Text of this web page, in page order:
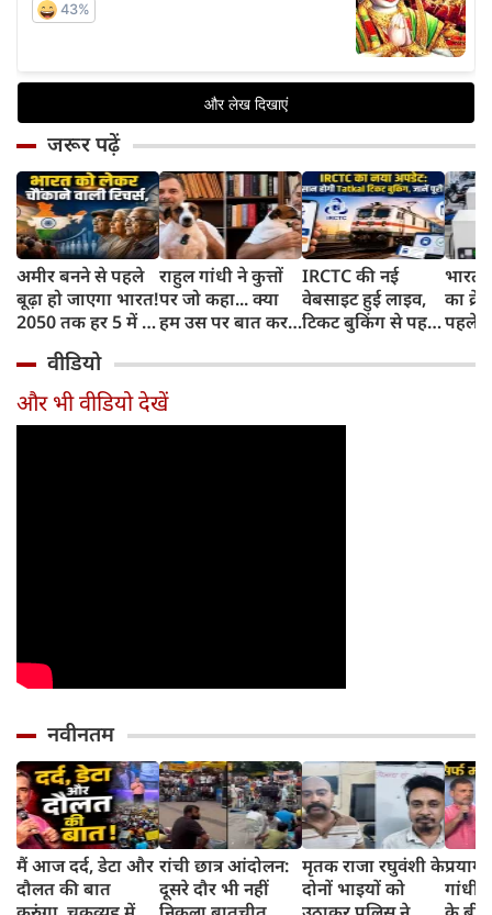
जरूर पढ़ें
अमीर बनने से पहले
बूढ़ा हो जाएगा भारत!
2050 तक हर 5 में 1
साल से ज्यादा उम्र का
राहुल गांधी ने कुत्तों
पर जो कहा... क्या
हम उस पर बात कर
IRCTC की नई
वेबसाइट हुई लाइव,
टिकट बुकिंग से पहले
काम, जानें पूरा
भारत
का
पहले
और
वीडियो
और भी वीडियो देखें
नवीनतम
मैं आज दर्द, डेटा और
दौलत की बात
रांची छात्र आंदोलन:
दूसरे दौर भी नहीं
मृतक राजा रघुवंशी के
दोनों भाइयों को
गांधी